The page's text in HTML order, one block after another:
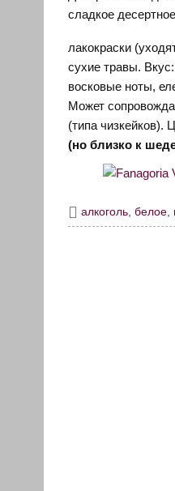
лакокраски
сухие травы.
восковые ноты,
Может
(типа чизкейков).
(но близко к
алкоголь ,белое